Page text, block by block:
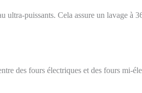
ultra-puissants. Cela assure un lavage à
des fours électriques et des fours mi-